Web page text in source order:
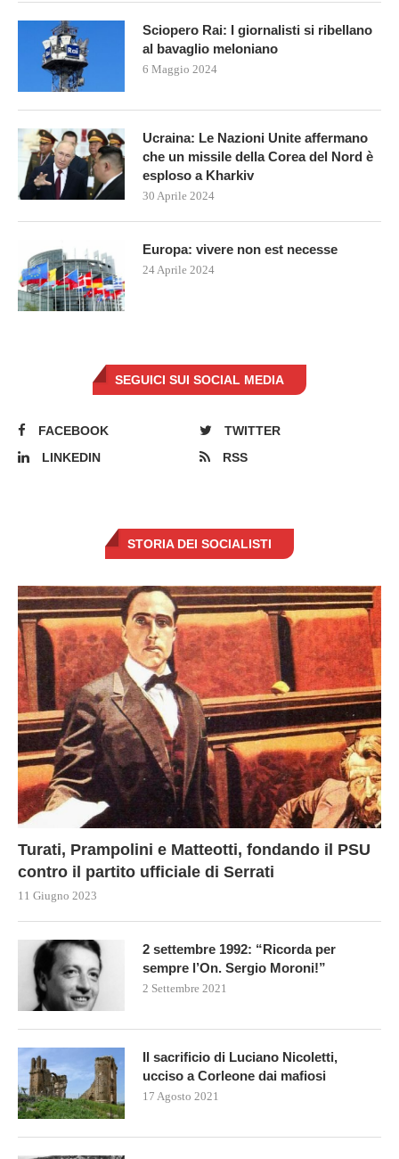
Sciopero Rai: I giornalisti si ribellano
al bavaglio meloniano
6 Maggio 2024
Ucraina: Le Nazioni Unite affermano
che un missile della Corea del Nord è
esploso a Kharkiv
30 Aprile 2024
Europa: vivere non est necesse
24 Aprile 2024
SEGUICI SUI SOCIAL MEDIA
FACEBOOK
TWITTER
LINKEDIN
RSS
STORIA DEI SOCIALISTI
Turati, Prampolini e Matteotti, fondando il PSU
contro il partito ufficiale di Serrati
11 Giugno 2023
2 settembre 1992: “Ricorda per
sempre l’On. Sergio Moroni!”
2 Settembre 2021
Il sacrificio di Luciano Nicoletti,
ucciso a Corleone dai mafiosi
17 Agosto 2021